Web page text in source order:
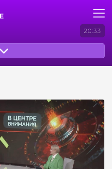
20:33